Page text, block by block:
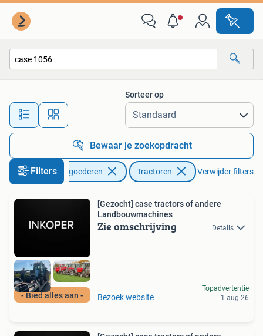
Alle afstanden…
Sorteer op
Bewaar je zoekopdracht
Filters
Zakelijke goederen Tractoren Verwijder filters
- Bied alles aan -
[Gezocht] case tractors of andere
Landbouwmachines
Zie omschrijving Details
Bezoek website
Topadvertentie
1 aug 26